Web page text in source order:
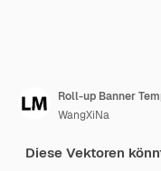
WangXiNa
Diese Vektoren